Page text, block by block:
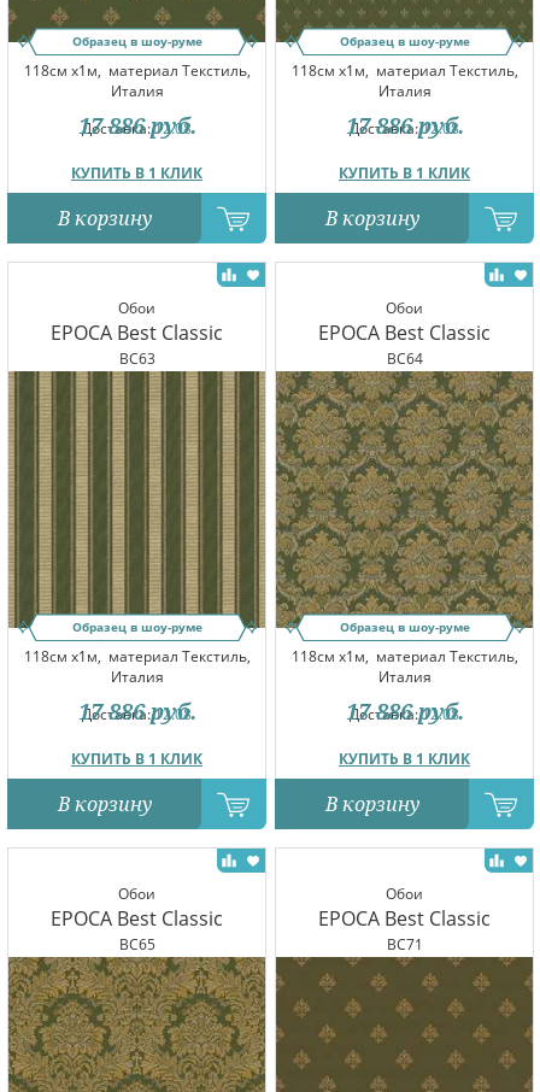
Образец в шоу-руме
118см x1м, материал Текстиль,
Италия
Доставка:12.08
КУПИТЬ В 1 КЛИК
17 886 руб.
В корзину
Образец в шоу-руме
118см x1м, материал Текстиль,
Италия
Доставка:12.08
КУПИТЬ В 1 КЛИК
17 886 руб.
В корзину
Обои
EPOCA Best Classic
BC63
Образец в шоу-руме
118см x1м, материал Текстиль,
Италия
Доставка:12.08
КУПИТЬ В 1 КЛИК
17 886 руб.
В корзину
Обои
EPOCA Best Classic
BC64
Образец в шоу-руме
118см x1м, материал Текстиль,
Италия
Доставка:12.08
КУПИТЬ В 1 КЛИК
17 886 руб.
В корзину
Обои
EPOCA Best Classic
BC65
Обои
EPOCA Best Classic
BC71